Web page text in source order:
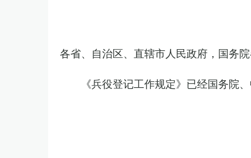
各省、自治区、直辖市人民政府，国务
《兵役登记工作规定》已经国务院